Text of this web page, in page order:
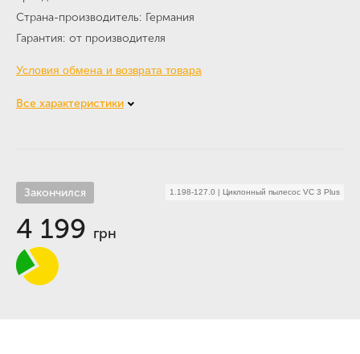
Страна-производитель Германия
Гарантия от производителя
Условия обмена и возврата товара
Все характеристики
Закончился 1.198-127.0 | Циклонный пылесос VC 3 Plus
4 199 грн